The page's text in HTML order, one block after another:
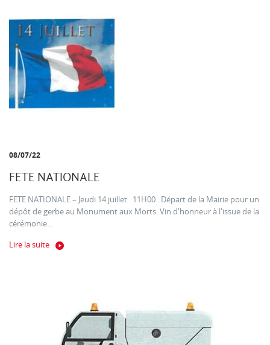
08/07/22
FETE NATIONALE
FETE NATIONALE – Jeudi 14 juillet 11H00 : Départ de la Mairie pour un
dépôt de gerbe au Monument aux Morts. Vin d'honneur à l'issue de la
cérémonie...
Lire la suite